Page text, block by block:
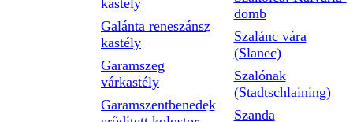
kastély
Galánta reneszánsz
kastély
Garamszeg
várkastély
Garamszentbenedek
domb
Szalánc vára
(Slanec)
Szalónak
(Stadtschlaining)
Szanda